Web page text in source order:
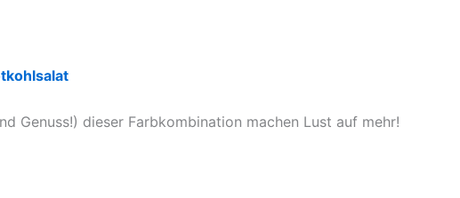
Genuss!) dieser Farbkombination machen Lust auf mehr!